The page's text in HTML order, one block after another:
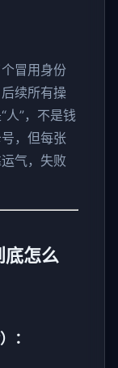
冒用身份
续所有操
人”，不是钱
，但每张
气，失败
底怎么
：